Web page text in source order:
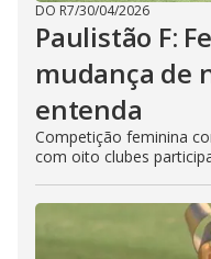
DO R7/30/04/2026
Paulistão F:
mudança de
entenda
Competição feminina
com oito clubes